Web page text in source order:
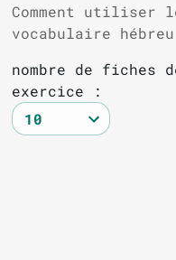
Comment utiliser
vocabulaire hébreu
nombre de fiches
exercice :